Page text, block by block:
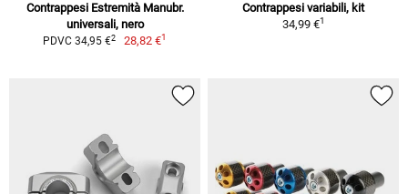
Contrappesi Estremità Manubr.
universali, nero
PDVC 34,95 €2 28,82 €1
Contrappesi variabili, kit
34,99 €1